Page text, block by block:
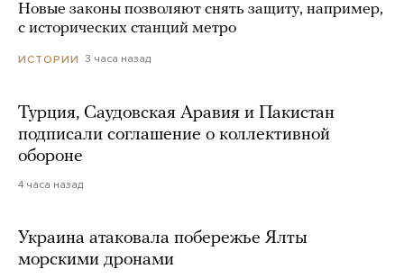
Новые законы позволяют снять защиту, например,
с исторических станций метро
ИСТОРИИ 3 часа назад
Турция, Саудовская Аравия и Пакистан
подписали соглашение о коллективной
обороне
4 часа назад
Украина атаковала побережье Ялты
морскими дронами